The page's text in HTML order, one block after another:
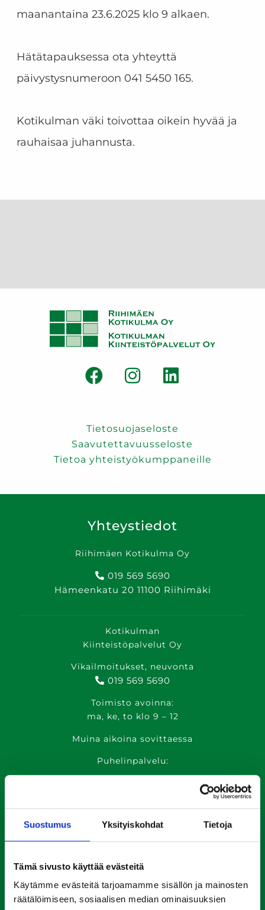
Suostumus Yksityiskohdat Tietoja
Tämä sivusto käyttää evästeitä
Käytämme evästeitä tarjoamamme sisällön ja mainosten
räätälöimiseen, sosiaalisen median ominaisuuksien
maanantaina 23.6.2025 klo 9 alkaen.
Hätätapauksessa ota yhteyttä
päivystysnumeroon 041 5450 165.
Kotikulman väki toivottaa oikein hyvää ja
rauhaisaa juhannusta.
Tietosuojaseloste
Saavutettavuusseloste
Tietoa yhteistyökumppaneille
Yhteystiedot
Riihimäen Kotikulma Oy
019 569 5690
Hämeenkatu 20 11100 Riihimäki
Kotikulman
Kiinteistöpalvelut Oy
Vikailmoitukset, neuvonta
019 569 5690
Toimisto avoinna:
ma, ke, to klo 9 – 12
Muina aikoina sovittaessa
Puhelinpalvelu:
kotikulma@riihimaki.fi
Huoltopäivystys: